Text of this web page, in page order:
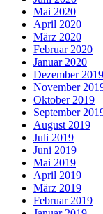
Mai 2020
April 2020
März 2020
Februar 2020
Januar 2020
Dezember 2019
November
Oktober 2019
September
August 2019
Juli 2019
Juni 2019
Mai 2019
April 2019
März 2019
Februar 2019